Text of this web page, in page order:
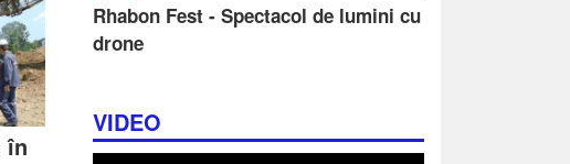
Rhabon Fest - Spectacol de lumini cu
drone
VIDEO
în